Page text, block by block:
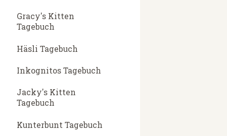
Gracy's Kitten
Tagebuch
Häsli Tagebuch
Inkognitos Tagebuch
Jacky's Kitten
Tagebuch
Kunterbunt Tagebuch